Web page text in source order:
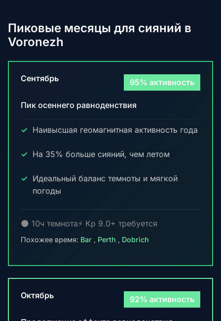
Пиковые месяцы для сияний в
Voronezh
Сентябрь 95% активность
Пик осеннего равноденствия
Наивысшая геомагнитная активность года
На 35% больше сияний, чем летом
Идеальный баланс темноты и мягкой
погоды
🌑 10ч темнота⚡ Kp 9.0+ требуется
Похожее время: Bar , Perth , Dobrich
Октябрь 92% активность